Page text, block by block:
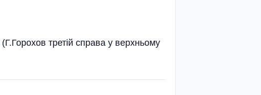
третій справа у верхньому